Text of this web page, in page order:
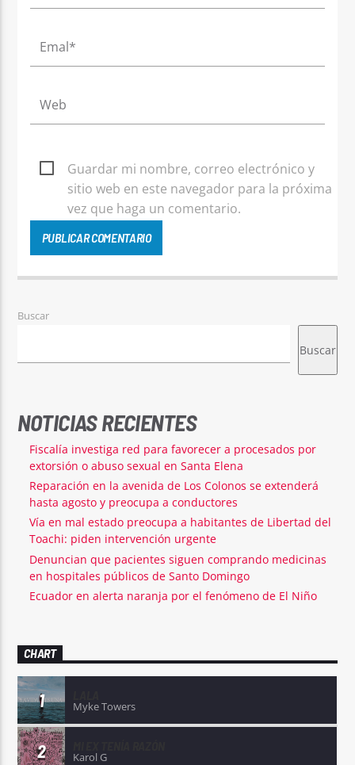
Guardar mi nombre, correo electrónico y
sitio web en este navegador para la próxima
vez que haga un comentario.
Buscar
Buscar
NOTICIAS RECIENTES
Fiscalía investiga red para favorecer a procesados por
extorsión o abuso sexual en Santa Elena
Reparación en la avenida de Los Colonos se extenderá
hasta agosto y preocupa a conductores
Vía en mal estado preocupa a habitantes de Libertad del
Toachi: piden intervención urgente
Denuncian que pacientes siguen comprando medicinas
en hospitales públicos de Santo Domingo
Ecuador en alerta naranja por el fenómeno de El Niño
CHART
1 Myke Towers
2 Karol G